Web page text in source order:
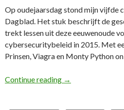
Op oudejaarsdag stond mijn vijfde
Dagblad. Het stuk beschrijft de
trekt lessen uit deze eeuwenoude
cybersecuritybeleid in 2015. Met
Prinsen, Viagra en Monty Python on
Continue reading 5e column
→